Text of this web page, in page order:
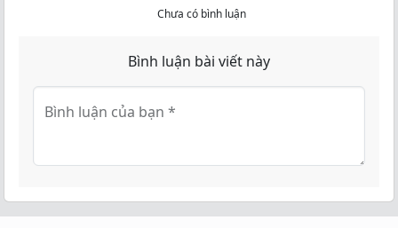
Chưa có bình luận
Bình luận bài viết này
Bình luận của bạn *